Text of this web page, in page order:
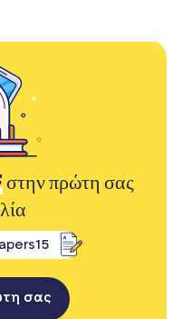
στην πρώτη σας
σας